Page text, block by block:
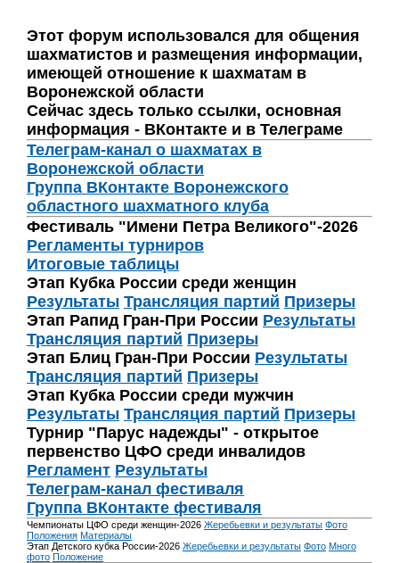
Этот форум использовался для общения
шахматистов и размещения информации,
имеющей отношение к шахматам в
Воронежской области
Сейчас здесь только ссылки, основная
информация - ВКонтакте и в Телеграме
Телеграм-канал о шахматах в
Воронежской области
Группа ВКонтакте Воронежского
областного шахматного клуба
Фестиваль "Имени Петра Великого"-2026
Регламенты турниров
Итоговые таблицы
Этап Кубка России среди женщин
Результаты Трансляция партий Призеры
Этап Рапид Гран-При России Результаты
Трансляция партий Призеры
Этап Блиц Гран-При России Результаты
Трансляция партий Призеры
Этап Кубка России среди мужчин
Результаты Трансляция партий Призеры
Турнир "Парус надежды" - открытое
первенство ЦФО среди инвалидов
Регламент Результаты
Телеграм-канал фестиваля
Группа ВКонтакте фестиваля
Чемпионаты ЦФО среди женщин-2026 Жеребьевки и результаты Фото
Положения Материалы
Этап Детского кубка России-2026 Жеребьевки и результаты Фото Много
фото Положение